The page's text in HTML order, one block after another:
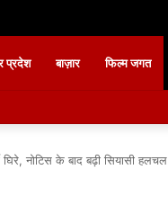
प्रदेश बाज़ार फिल्म जगत
नोटिस के बाद बढ़ी सियासी हलचल